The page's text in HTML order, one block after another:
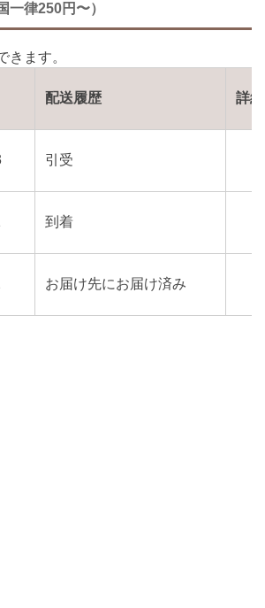
一律250円〜）
配送履歴 詳細
引受
到着
お届け先にお届け済み